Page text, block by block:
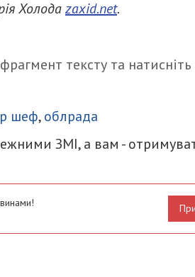
Холодаzaxid.net.
тексту та натисніть
шеф,облрада
ЗМІ, а вам -